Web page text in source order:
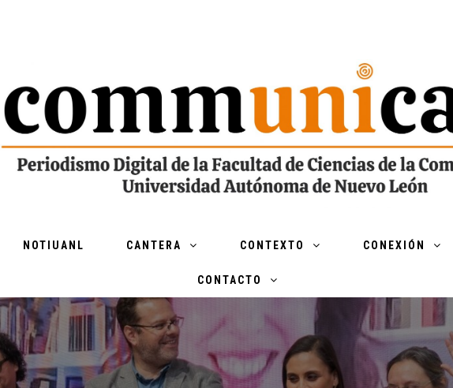
NOTIUANL CANTERA CONTEXTO CONEXIÓN
CONTACTO